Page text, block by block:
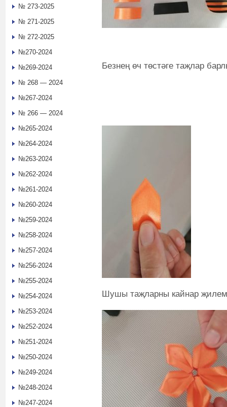
Безнең өч төстәге таҗлар
Шушы таҗларны кайнар җилем
№ 273-2025
№ 271-2025
№ 272-2025
№270-2024
№269-2024
№ 268 — 2024
№267-2024
№ 266 — 2024
№265-2024
№264-2024
№263-2024
№262-2024
№261-2024
№260-2024
№259-2024
№258-2024
№257-2024
№256-2024
№255-2024
№254-2024
№253-2024
№252-2024
№251-2024
№250-2024
№249-2024
№248-2024
№247-2024